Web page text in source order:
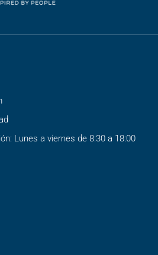
Lunes a viernes de 8:30 a 18:00